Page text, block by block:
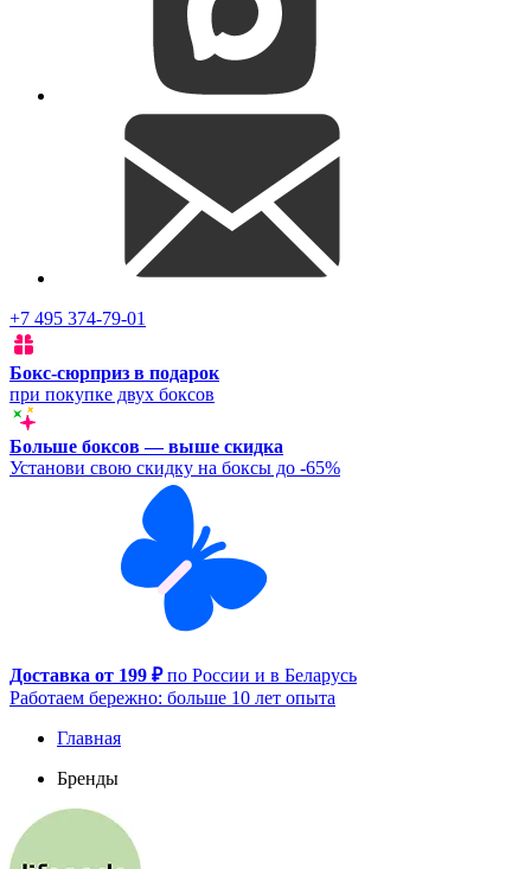
+7 495 374-79-01
Бокс-сюрприз в подарок
при покупке двух боксов
Больше боксов — выше скидка
Установи свою скидку на боксы до -65%
Доставка от 199 ₽по России и в Беларусь
Работаем бережно: больше 10 лет опыта
Главная
Бренды